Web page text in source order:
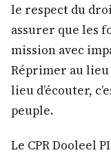
le respect du
assurer que les
mission avec
Réprimer au
lieu d’écouter,
peuple.
Le CPR Dooleel